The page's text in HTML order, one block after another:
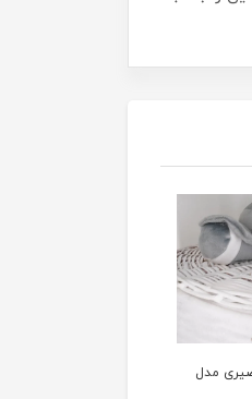
سبد لباس حصیری مدل